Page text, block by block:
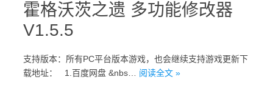
霍格沃茨之遗 多功能修改器
V1.5.5
支持版本：所有PC平台版本游戏，也会继续支持游戏更新下
载地址： 1.百度网盘 &nbs… 阅读全文 »